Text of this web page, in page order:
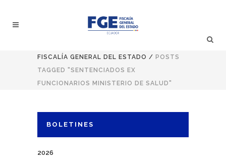
FISCALÍA GENERAL DEL ESTADO / POSTS
TAGGED "SENTENCIADOS EX
FUNCIONARIOS MINISTERIO DE SALUD"
BOLETINES
2026